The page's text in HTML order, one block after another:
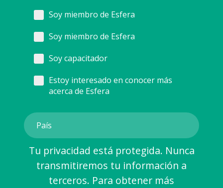
Soy miembro de Esfera
Soy miembro de Esfera
Soy capacitador
Estoy interesado en conocer más
acerca de Esfera
Tu privacidad está protegida. Nunca
transmitiremos tu información a
terceros. Para obtener más